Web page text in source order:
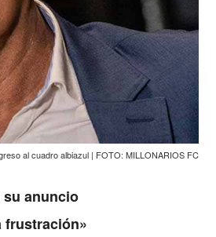
al cuadro albiazul | FOTO: MILLONARIOS FC
su anuncio
frustración»